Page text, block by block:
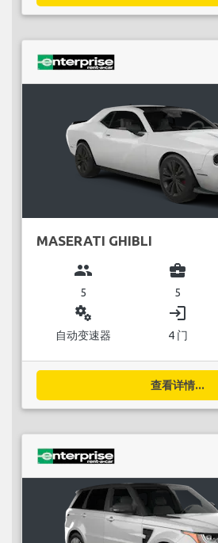
MASERATI GHIBLI
group
5
business_center
5
miscellaneous_services
自动变速器
login
4 门
查看详情...